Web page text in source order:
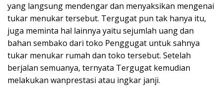
yang langsung mendengar dan menyaksikan mengenai
tukar menukar tersebut. Tergugat pun tak hanya itu,
juga meminta hal lainnya yaitu sejumlah uang dan
bahan sembako dari toko Penggugat untuk sahnya
tukar menukar rumah dan toko tersebut. Setelah
berjalan semuanya, ternyata Tergugat kemudian
melakukan wanprestasi atau ingkar janji.